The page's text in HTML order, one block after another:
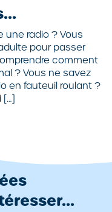
une radio ? Vous
pour passer
comment
? Vous ne savez
en fauteuil roulant ?
[…]